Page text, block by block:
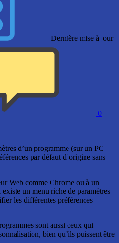
Dernière mise à jour
0
d’un programme (sur un PC
par défaut d’origine sans
Web comme Chrome ou à un
un menu riche de paramètres
les différentes préférences
sont aussi ceux qui
bien qu’ils puissent être